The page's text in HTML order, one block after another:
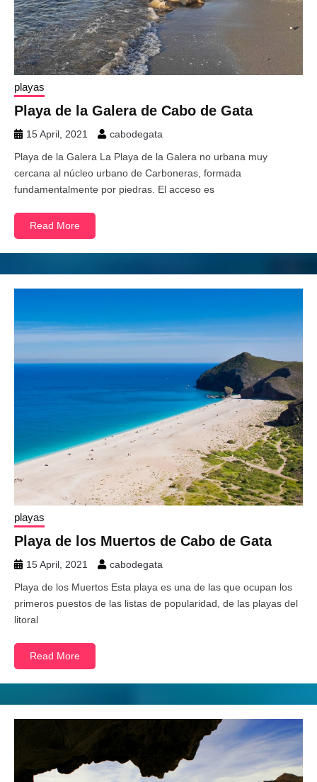
playas
Playa de la Galera de Cabo de Gata
15 April, 2021
cabodegata
Playa de la Galera La Playa de la Galera no urbana muy
cercana al núcleo urbano de Carboneras, formada
fundamentalmente por piedras. El acceso es
Read More
playas
Playa de los Muertos de Cabo de Gata
15 April, 2021
cabodegata
Playa de los Muertos Esta playa es una de las que ocupan los
primeros puestos de las listas de popularidad, de las playas del
litoral
Read More